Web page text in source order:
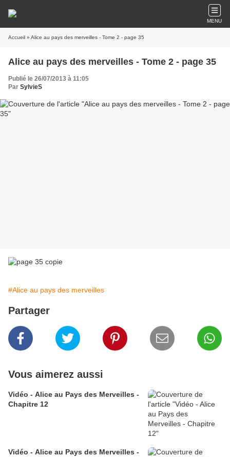
MENU
Accueil » Alice au pays des merveilles - Tome 2 - page 35
Alice au pays des merveilles - Tome 2 - page 35
Publié le 26/07/2013 à 11:05
Par SylvieS
#Alice au pays des merveilles
Partager
Vous aimerez aussi
Vidéo - Alice au Pays des Merveilles -
Chapitre 12
Vidéo - Alice au Pays des Merveilles -